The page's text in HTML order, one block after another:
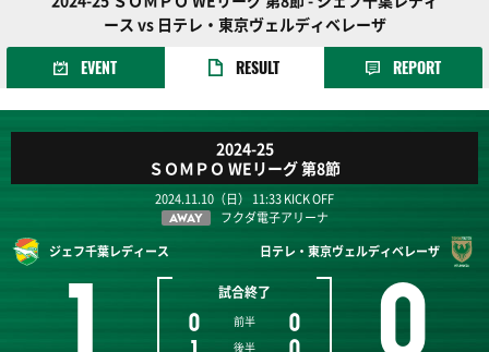
ース vs 日テレ・東京ヴェルディベレーザ
EVENT RESULT REPORT
2024-25
ＳＯＭＰＯ WEリーグ 第8節
2024.11.10（日） 11:33 KICK OFF
AWAY
フクダ電子アリーナ
ジェフ千葉レディース
日テレ・東京ヴェルディベレーザ
1 試合終了
0 前半
0
1
後半 0 0